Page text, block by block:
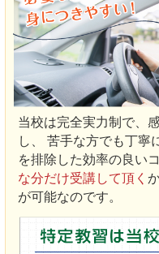
当校は完全実力制で、
し、 苦手な方でも丁寧
を排除した効率の良い
な分だけ受講して頂く
が可能なのです。